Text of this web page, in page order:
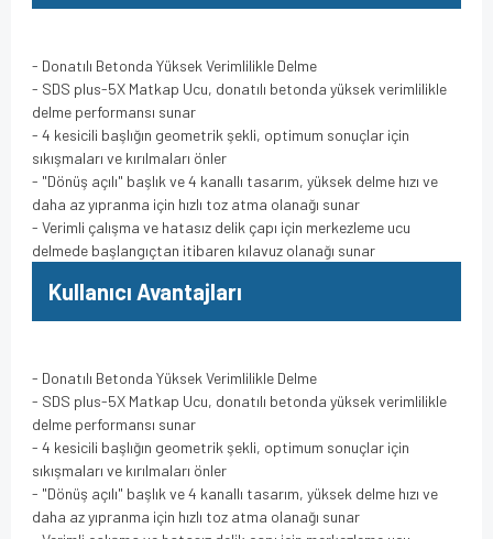
- Donatılı Betonda Yüksek Verimlilikle Delme
- SDS plus-5X Matkap Ucu, donatılı betonda yüksek verimlilikle
delme performansı sunar
- 4 kesicili başlığın geometrik şekli, optimum sonuçlar için
sıkışmaları ve kırılmaları önler
- "Dönüş açılı" başlık ve 4 kanallı tasarım, yüksek delme hızı ve
daha az yıpranma için hızlı toz atma olanağı sunar
- Verimli çalışma ve hatasız delik çapı için merkezleme ucu
delmede başlangıçtan itibaren kılavuz olanağı sunar
Kullanıcı Avantajları
- Donatılı Betonda Yüksek Verimlilikle Delme
- SDS plus-5X Matkap Ucu, donatılı betonda yüksek verimlilikle
delme performansı sunar
- 4 kesicili başlığın geometrik şekli, optimum sonuçlar için
sıkışmaları ve kırılmaları önler
- "Dönüş açılı" başlık ve 4 kanallı tasarım, yüksek delme hızı ve
daha az yıpranma için hızlı toz atma olanağı sunar